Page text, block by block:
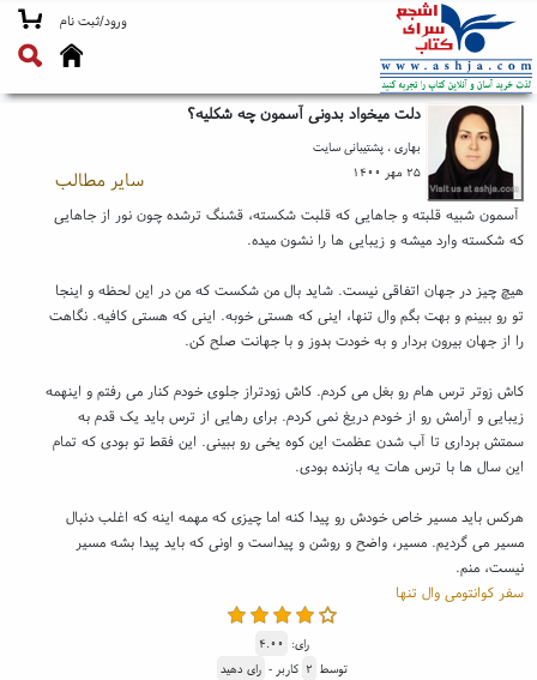
ورود/ثبت نام
دلت میخواد بدونی آسمون چه شکلیه؟
بهاری ، پشتیبانی سایت
۲۵ مهر ۱۴۰۰
سایر مطالب
آسمون شبیه قلبته و جاهایی که قلبت شکسته، قشنگ ترشده چون نور از جاهایی
که شکسته وارد میشه و زیبایی ها را نشون میده.
هیچ چیز در جهان اتفاقی نیست. شاید بال من شکست که من در این لحظه و اینجا
تو رو ببینم و بهت بگم وال تنها، اینی که هستی خوبه. اینی که هستی کافیه. نگاهت
را از جهان بیرون بردار و به خودت بدوز و با جهانت صلح کن.
کاش زوتر ترس هام رو بغل می کردم. کاش زودتراز جلوی خودم کنار می رفتم و اینهمه
زیبایی و آرامش رو از خودم دریغ نمی کردم. برای رهایی از ترس باید یک قدم به
سمتش برداری تا آب شدن عظمت این کوه یخی رو ببینی. این فقط تو بودی که تمام
این سال ها با ترس هات یه بازنده بودی.
هرکس باید مسیر خاص خودش رو پیدا کنه اما چیزی که مهمه اینه که اغلب دنبال
مسیر می گردیم. مسیر، واضح و روشن و پیداست و اونی که باید پیدا بشه مسیر
نیست، منم.
سفر کوانتومی وال تنها
رای: ۴.۰۰
توسط ۲ کاربر - رای دهید